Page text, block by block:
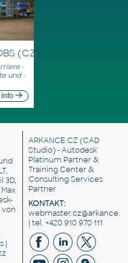
(CZ)
-
und -
info
3D,
|
ARKANCE CZ (CAD
Studio) - Autodesk
Platinum Partner &
Training Center &
Consulting Services
Partner
KONTAKT:
| tel. +420 910 970 111